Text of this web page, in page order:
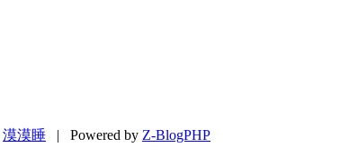
漠漠睡 | Powered by Z-BlogPHP